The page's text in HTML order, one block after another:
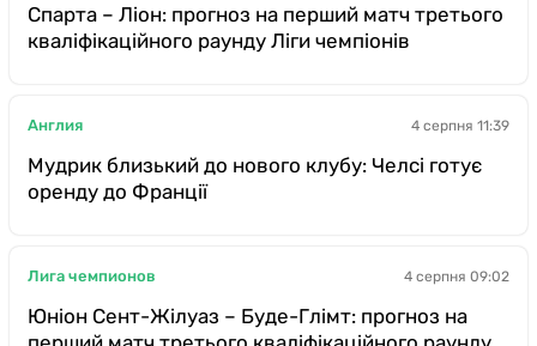
Спарта – Ліон: прогноз на перший матч третього
кваліфікаційного раунду Ліги чемпіонів
Англия 4 серпня 11:39
Мудрик близький до нового клубу: Челсі готує
оренду до Франції
Лига чемпионов 4 серпня 09:02
Юніон Сент-Жілуаз – Буде-Глімт: прогноз на